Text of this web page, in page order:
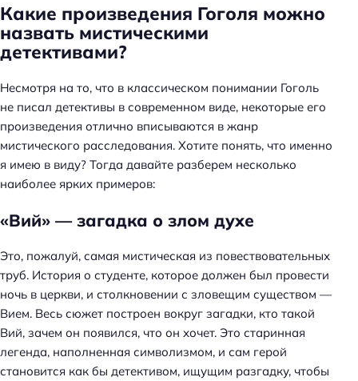
Какие произведения Гоголя можно
назвать мистическими
детективами?
Несмотря на то, что в классическом понимании Гоголь
не писал детективы в современном виде, некоторые его
произведения отлично вписываются в жанр
мистического расследования. Хотите понять, что именно
я имею в виду? Тогда давайте разберем несколько
наиболее ярких примеров:
«Вий» — загадка о злом духе
Это, пожалуй, самая мистическая из повествовательных
труб. История о студенте, которое должен был провести
ночь в церкви, и столкновении с зловещим существом —
Вием. Весь сюжет построен вокруг загадки, кто такой
Вий, зачем он появился, что он хочет. Это старинная
легенда, наполненная символизмом, и сам герой
становится как бы детективом, ищущим разгадку, чтобы